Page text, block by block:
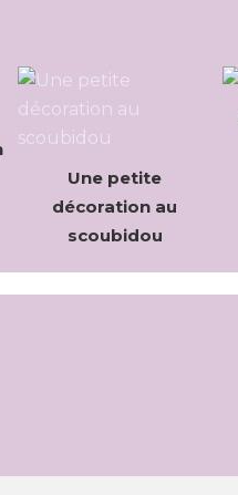
Une petite
décoration au
scoubidou